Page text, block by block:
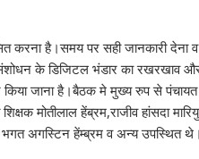
करना है।समय पर सही जानकारी देना
के डिजिटल भंडार का रखरखाव
जाना है।बैठक मे मुख्य रुप से पंचायत
मोतीलाल हेंब्रम,राजीव हांसदा
भगत अगस्टिन हेंम्ब्रम व अन्य उपस्थित थे।